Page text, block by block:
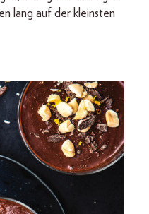
lang auf der kleinsten